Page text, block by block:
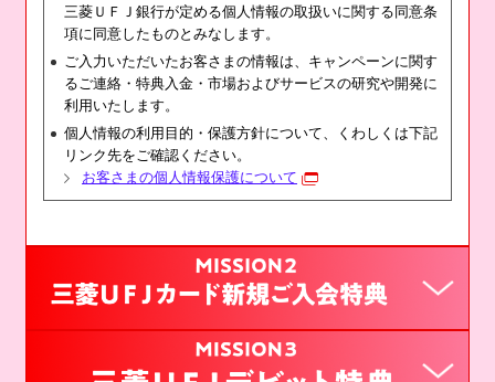
実施期間
2025年10月6日（月）～
本特典は2025年10月より継続して実施する恒常特典
です。
達成条件
以下を全て達成
スマート口座開設アプリまたはＭＤＣアプリ（*1）
にて普通預金口座を新規開設
口座開設完了日の翌月末日時点の残高が1万円以上になる
三菱ＵＦＪ銀行が定める個人情報の取扱いに関する同意条
項に同意したものとみなします。
ご入力いただいたお客さまの情報は、キャンペーンに関す
るご連絡・特典入金・市場およびサービスの研究や開発に
利用いたします。
個人情報の利用目的・保護方針について、くわしくは下記
リンク先をご確認ください。
お客さまの個人情報保護について
概要